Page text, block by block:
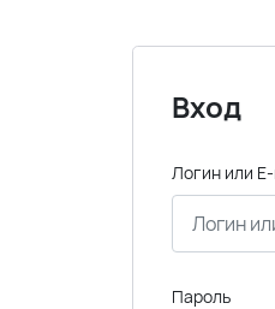
Вход
Логин или
Пароль